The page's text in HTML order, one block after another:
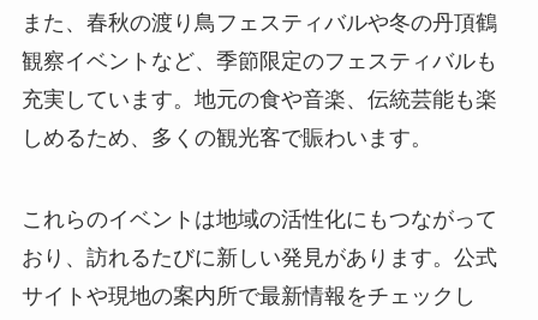
また、春秋の渡り鳥フェスティバルや冬の丹頂鶴
観察イベントなど、季節限定のフェスティバルも
充実しています。地元の食や音楽、伝統芸能も楽
しめるため、多くの観光客で賑わいます。
これらのイベントは地域の活性化にもつながって
おり、訪れるたびに新しい発見があります。公式
サイトや現地の案内所で最新情報をチェックし